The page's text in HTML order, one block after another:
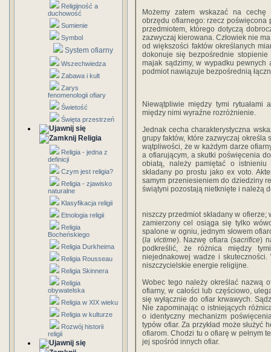
Religijność a
duchowość
Sumienie
Symbol
System ofiarny
Wszechwiedza
Zabawa i kult
Zarys
fenomenologii ofiary
Świetość
Święta przestrzeń
Religia
Religia - jedna z
definicji
Czym jest religia?
Religia - zjawisko
naturalne
Klasyfikacja religii
Etnologia religii
Religia
Bocheńskiego
Religia Durkheima
Religia Rousseau
Religia Skinnera
Religia
obywatelska
Religia w XIX wieku
Religia w kulturze
Rozwój historii
religii
Możemy zatem wskazać na
obrzędu ofiarnego: rzecz poświęcona
przedmiotem, którego dotyczą
zazwyczaj kierowana. Człowiek nie
od większości faktów określanych
dokonuje się bezpośrednie
majak sądzimy, w wypadku pewnych
podmiot nawiązuje bezpośrednią
Niewątpliwie między tymi
między nimi wyraźne rozróżnienie.
Jednak cecha charakterystyczna
grupy faktów, które zazwyczaj
wątpliwości, że w każdym darze
a ofiarującym, a skutki poświęcenia
obiatą, należy pamiętać o
składany po prostu jako ex voto.
samym przeniesieniem do dziedziny
świątyni pozostają nietknięte i należą
niszczy przedmiot składany w ofierze;
zamierzony cel osiąga się tylko
spalone w ogniu, jednym słowem
(la victime). Nazwę ofiara (sacrifice)
podkreślić, że różnica między
niejednakowej wadze i
niszczycielskie energie religijne.
Wobec tego należy określać nazwą
ofiarny, w całości lub częściowo,
się wyłącznie do ofiar krwawych.
Nie zapominając o istniejących
o identyczny mechanizm
typów ofiar. Za przykład może służyć
ofiarom. Chodzi tu o ofiarę w pełnym
jej spośród innych ofiar.